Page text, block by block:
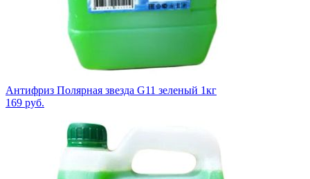
Антифриз Полярная звезда G11 зеленый 1кг
169 руб.